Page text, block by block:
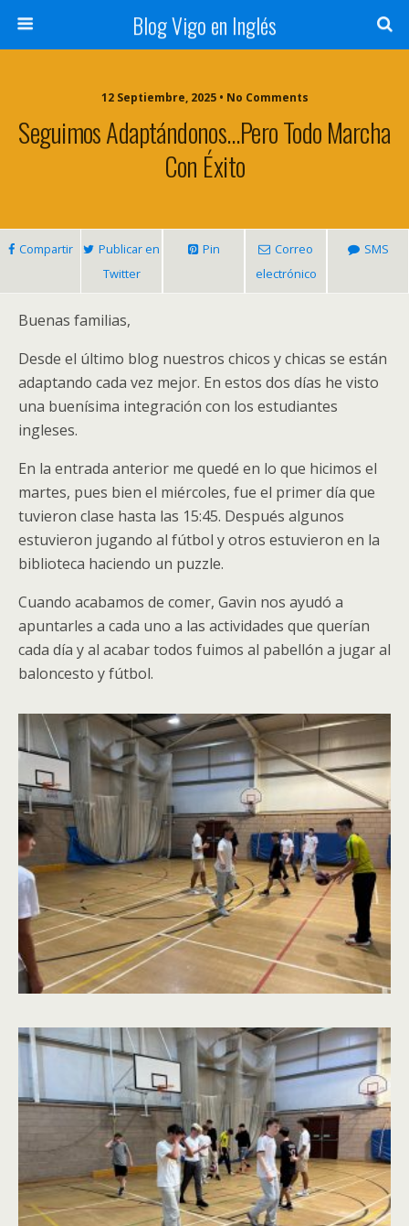
Blog Vigo en Inglés
12 Septiembre, 2025 • No Comments
Seguimos Adaptándonos…pero Todo Marcha
Con Éxito
Compartir
Publicar en
Twitter
Pin
Correo
electrónico
SMS
Buenas familias,
Desde el último blog nuestros chicos y chicas se están
adaptando cada vez mejor. En estos dos días he visto
una buenísima integración con los estudiantes
ingleses.
En la entrada anterior me quedé en lo que hicimos el
martes, pues bien el miércoles, fue el primer día que
tuvieron clase hasta las 15:45. Después algunos
estuvieron jugando al fútbol y otros estuvieron en la
biblioteca haciendo un puzzle.
Cuando acabamos de comer, Gavin nos ayudó a
apuntarles a cada uno a las actividades que querían
cada día y al acabar todos fuimos al pabellón a jugar al
baloncesto y fútbol.